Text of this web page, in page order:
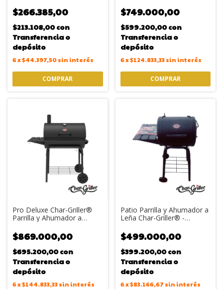
$266.385,00
$213.108,00con
Transferencia o
depósito
6x$44.397,50sin interés
$749.000,00
$599.200,00con
Transferencia o
depósito
6x$124.833,33 sin interés
Pro Deluxe Char-Griller®
Parrilla y Ahumador a
$869.000,00
$695.200,00con
Transferencia o
depósito
6x$144.833,33sin interés
Patio Parrilla y Ahumador a
Leña Char-Griller® -
$499.000,00
$399.200,00con
Transferencia o
depósito
6x$83.166,67 sin interés